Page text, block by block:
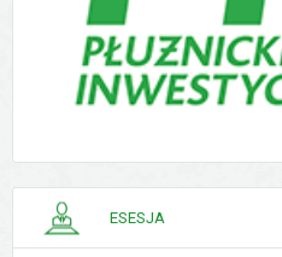
PORADNIK
INTERESANTA
ESESJA